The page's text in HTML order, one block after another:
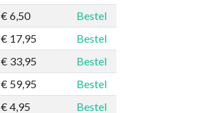
€ 6,50
Bestel
€ 17,95
Bestel
€ 33,95
Bestel
€ 59,95
Bestel
€ 4,95
Bestel